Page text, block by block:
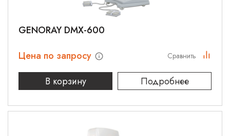
GENORAY DMX-600
Цена по запросу
В корзину
Подробнее
Сравнить